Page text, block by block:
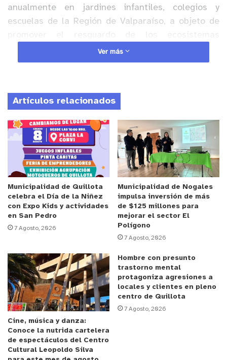
anualmente en jardines infantiles, colegios y
escuelas de la Región de Valparaíso, a objeto de
forestales y la adaptación al cambio climático.
“Esta iniciativa contempla la capacitación de
estudiantes de enseñanza pre-básica, básica y
media, principalmente de establecimientos
educacionales ubicados en zonas de interfaz
urbano-forestal o rurales, con alta incidencia de
emergencias forestales o vulnerabilidad
territorial”, sostuvo el director regional de la
entidad, Sandro Bruzzone.
Agregó que “los profesores interesados en
inscribir a sus cursos o instituciones en este
programa, que incluye charlas en aula y
telemáticas adecuadas a la edad de los
participantes y las restricciones de la pandemia,
deben escribir la solicitud al
correoeducacion.conafvalparaiso@gmail.com
Asimismo, Bruzzone afirmó que “nuestra región
experimenta un severo déficit de precipitaciones,
hace más de diez años, que mantiene a la
Ver más
Artículos relacionados
Municipalidad de Quillota
celebra el Día de la Niñez
con Expo Kids y actividades
en San Pedro
7 Agosto, 2026
Municipalidad de Nogales
impulsa inversión de más
de $125 millones para
mejorar el sector El
Polígono
7 Agosto, 2026
Cine, música y danza:
Conoce la nutrida cartelera
de espectáculos del Centro
Cultural Leopoldo Silva
Hombre con presunto
trastorno mental
protagoniza agresiones a
locales y clientes en pleno
centro de Quillota
7 Agosto, 2026